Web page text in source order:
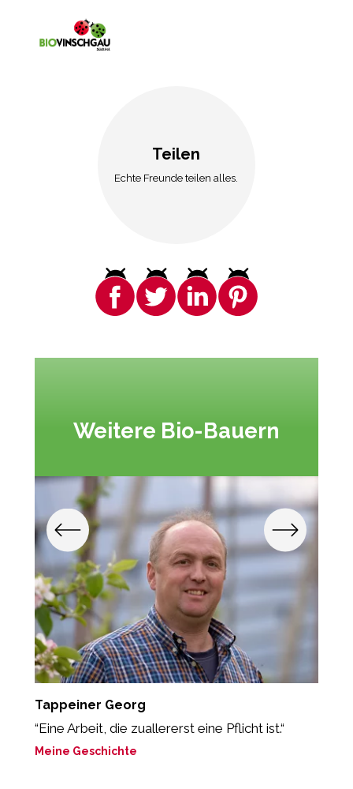
Teilen
Echte Freunde teilen alles.
Weitere Bio-Bauern
Tappeiner Georg
“Eine Arbeit, die zuallererst eine Pflicht ist.“
Meine Geschichte